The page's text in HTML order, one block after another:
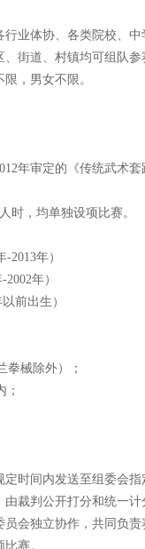
行业体协、各类院校、
街道、村镇均可组队参
，男女不限。
年审定的《传统武术
时，均单独设项比赛。
年）
年-2002年）
前出生）
拳械除外）；
定时间内发送至组委会
由裁判公开打分和统一计
员会独立协作，共同负
赛。